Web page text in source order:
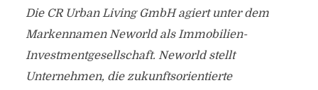
Die CR Urban Living GmbH agiert unter dem
Markennamen Neworld als Immobilien-
Investmentgesellschaft. Neworld stellt
Unternehmen, die zukunftsorientierte